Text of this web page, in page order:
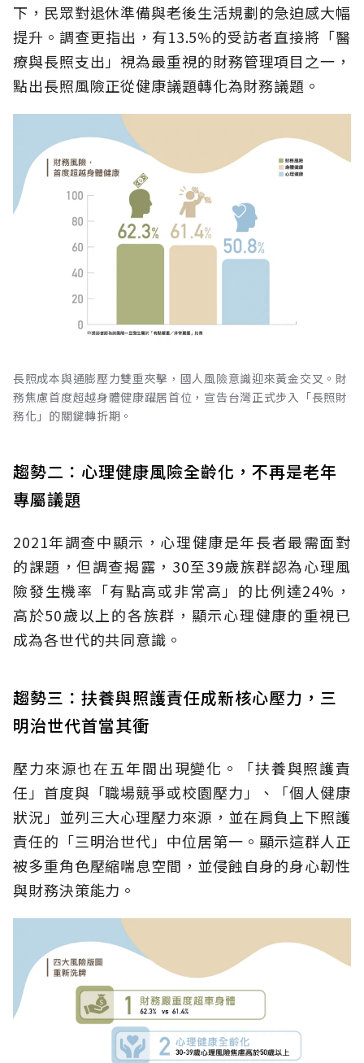
下，民眾對退休準備與老後生活規劃的急迫感大幅
提升。調查更指出，有13.5%的受訪者直接將「醫
療與長照支出」視為最重視的財務管理項目之一，
點出長照風險正從健康議題轉化為財務議題。
長照成本與通膨壓力雙重夾擊，國人風險意識迎來黃金交叉。財
務焦慮首度超越身體健康躍居首位，宣告台灣正式步入「長照財
務化」的關鍵轉折期。
趨勢二：心理健康風險全齡化，不再是老年
專屬議題
2021年調查中顯示，心理健康是年長者最需面對
的課題，但調查揭露，30至39歲族群認為心理風
險發生機率「有點高或非常高」的比例達24%，
高於50歲以上的各族群，顯示心理健康的重視已
成為各世代的共同意識。
趨勢三：扶養與照護責任成新核心壓力，三
明治世代首當其衝
壓力來源也在五年間出現變化。「扶養與照護責
任」首度與「職場競爭或校園壓力」、「個人健康
狀況」並列三大心理壓力來源，並在肩負上下照護
責任的「三明治世代」中位居第一。顯示這群人正
被多重角色壓縮喘息空間，並侵蝕自身的身心韌性
與財務決策能力。